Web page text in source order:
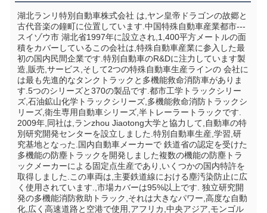
湖北ランリ特別自動車株式会社 は,ヤン皇帝ドラゴンの故郷と
古代音楽の鐘町に位置しています.中国特殊自動車産業都市---
スイゾウ市 湖北省1997年に設立され,1,400平方メートルの面
積をカバーしているこの会社は,特殊自動車産業に参入した最
初の国内民間企業です.特別自動車のR&Dに注力しています製
造,販売,サービス,そして2つの特殊自動車生産ラインの 会社に
は最も先進的なタンクトラックと多機能救命消防車がありま
す.5つのシリーズと370の製品です.都市工学トラックシリー
ズ,石油鉱山化学トラックシリーズ,多機能救命消防トラックシ
リーズ,衛生専用自動車シリーズ,半トレーラートラックです.
2009年,同社は,ランzhou Jiaotong大学と協力して,自動車の特
別研究開発センターを設立しました.特別自動車生産,学習,研
究基地となった.国内自動車メーカーで 鉄道省の認定を受けた
多機能の防塵トラックを開発しました複数の機能の防塵トラ
ックメーカーによる固定点生産であり,いくつかの国内特許を
取得しました.この車両は,主要鉄道線における塵汚染防止に広
く使用されています.,市場カバーは95%以上です. 独立研究開
発の多機能消防救助トラック,それは大きなパワー,高度な自動
化,広く高速道路と空港で使用,アフリカ,中央アジア,モンゴル